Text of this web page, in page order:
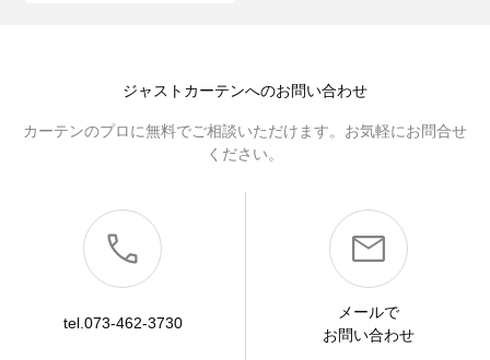
ジャストカーテンへのお問い合わせ
カーテンのプロに無料でご相談いただけます。お気軽にお問合せ
ください。
tel.073-462-3730
メールで
お問い合わせ